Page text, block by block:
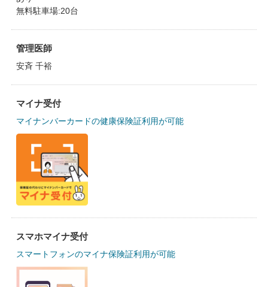
無料駐車場:20台
管理医師
安斉 千裕
マイナ受付
マイナンバーカードの健康保険証利用が可能
スマホマイナ受付
スマートフォンのマイナ保険証利用が可能